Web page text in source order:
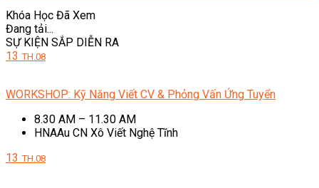
Khóa Học Đã Xem
Đang tải...
SỰ KIỆN SẮP DIỄN RA
13 TH.08
WORKSHOP: Kỹ Năng Viết CV & Phỏng Vấn Ứng Tuyển
8.30 AM – 11.30 AM
HNAAu CN Xô Viết Nghệ Tĩnh
13 TH.08